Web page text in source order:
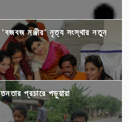
'বজবজ মঞ্জীর' নৃত্য সংস্থার নতুন
প্রচারে পড়ুয়ারা